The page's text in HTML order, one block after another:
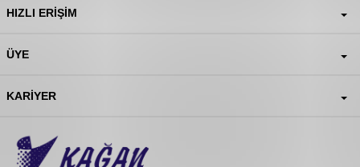
HIZLI ERIŞIM
ÜYE
KARIYER